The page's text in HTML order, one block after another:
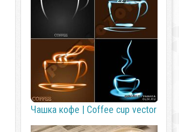
Чашка кофе | Coffee cup vector